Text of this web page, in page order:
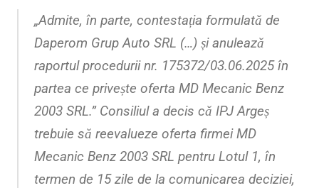
„Admite, în parte, contestația formulată de
Daperom Grup Auto SRL (…) și anulează
raportul procedurii nr. 175372/03.06.2025 în
partea ce privește oferta MD Mecanic Benz
2003 SRL.” Consiliul a decis că IPJ Argeș
trebuie să reevalueze oferta firmei MD
Mecanic Benz 2003 SRL pentru Lotul 1, în
termen de 15 zile de la comunicarea deciziei,